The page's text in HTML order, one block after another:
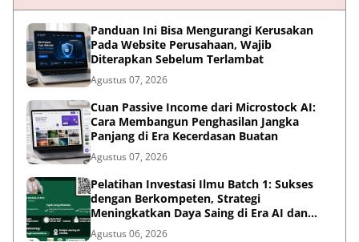
Panduan Ini Bisa Mengurangi Kerusakan
Pada Website Perusahaan, Wajib
Diterapkan Sebelum Terlambat
Agustus 07, 2026
Cuan Passive Income dari Microstock AI:
Cara Membangun Penghasilan Jangka
Panjang di Era Kecerdasan Buatan
Agustus 07, 2026
Pelatihan Investasi Ilmu Batch 1: Sukses
dengan Berkompeten, Strategi
Meningkatkan Daya Saing di Era AI dan
Persaingan Global
Agustus 06, 2026